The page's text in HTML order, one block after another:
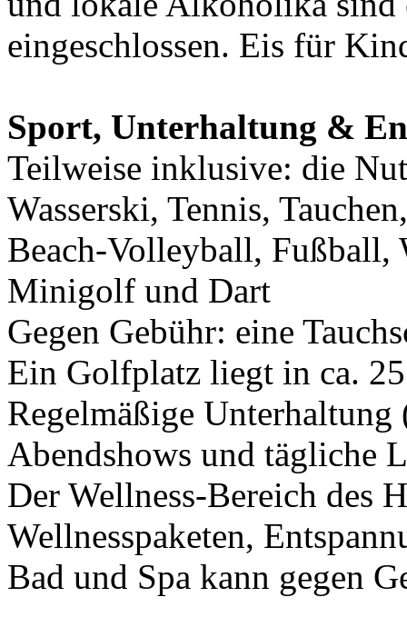
eingeschlossen. Eis für
Sport, Unterhaltung &
Teilweise inklusive: die
Wasserski, Tennis,
Beach-Volleyball, Fußball,
Minigolf und Dart
Gegen Gebühr: eine
Ein Golfplatz liegt in ca.
Regelmäßige
Abendshows und tägliche
Der Wellness-Bereich des
Wellnesspaketen,
Bad und Spa kann gegen